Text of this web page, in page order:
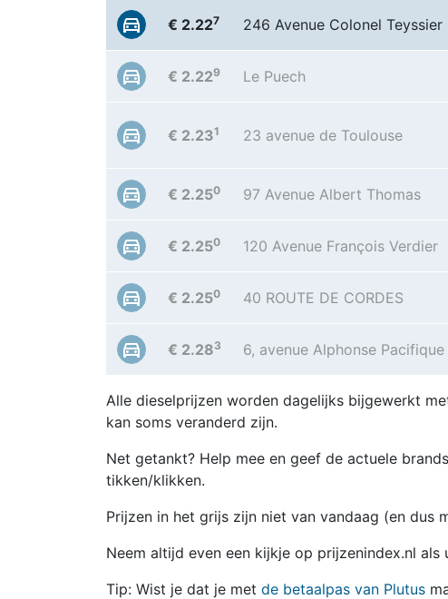
€ 2.227 246 Avenue Colonel Teyssier
€ 2.229 Le Puech
€ 2.231 23 avenue de Toulouse
€ 2.250 97 Avenue Albert Thomas
€ 2.250 120 Avenue François Verdier
€ 2.250 40 ROUTE DE CORDES
€ 2.283 6, avenue Alphonse Pacifique
Alle dieselprijzen worden dagelijks bijgewerkt
kan soms veranderd zijn.
Net getankt? Help mee en geef de actuele
tikken/klikken.
Prijzen in het grijs zijn niet van vandaag (en dus
Neem altijd even een kijkje op prijzenindex.nl
Tip: Wist je dat je met de betaalpas van Plutus